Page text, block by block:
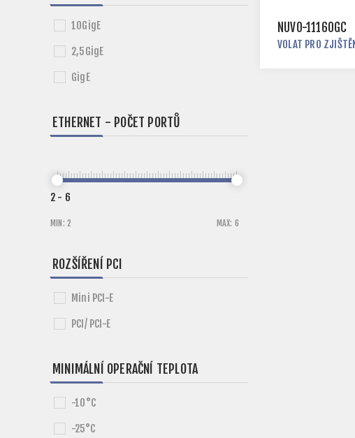
NUVO-11160GC
VOLAT PRO
10GigE
2,5GigE
GigE
ETHERNET - POČET PORTŮ
MIN: 2 MAX: 6
2 - 6
ROZŠÍŘENÍ PCI
Mini PCI-E
PCI/ PCI-E
MINIMÁLNÍ OPERAČNÍ TEPLOTA
-10°C
-25°C